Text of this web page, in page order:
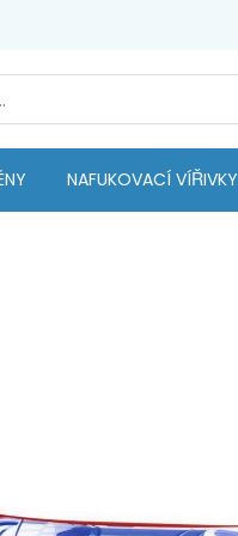
NAFUKOVACÍ VÍŘIVKY